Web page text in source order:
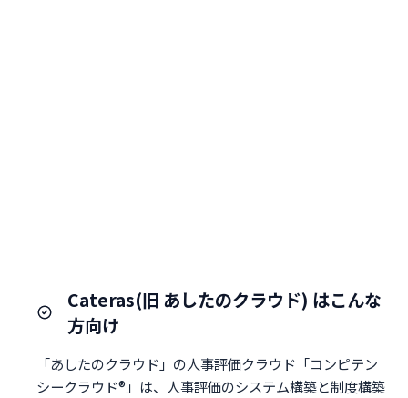
Cateras(旧 あしたのクラウド) はこんな
方向け
「あしたのクラウド」の人事評価クラウド「コンピテン
シークラウド®」は、人事評価のシステム構築と制度構築